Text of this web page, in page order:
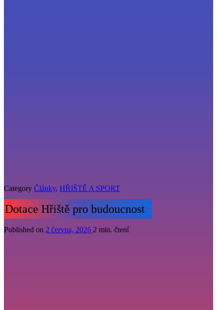
Category Články, HŘIŠTĚ A SPORT
Dotace Hřiště pro budoucnost
Published on 2 června, 2026 2 min. čtení